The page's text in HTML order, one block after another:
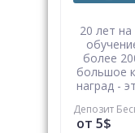
20 лет
более
большое
наград -
Депозит
от 5$